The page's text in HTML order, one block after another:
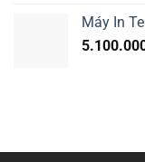
Máy In